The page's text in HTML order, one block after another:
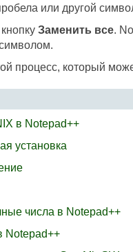
или другой
Заменить все.
процесс, который
в Notepad++
установка
числа в Notepad++
Notepad++